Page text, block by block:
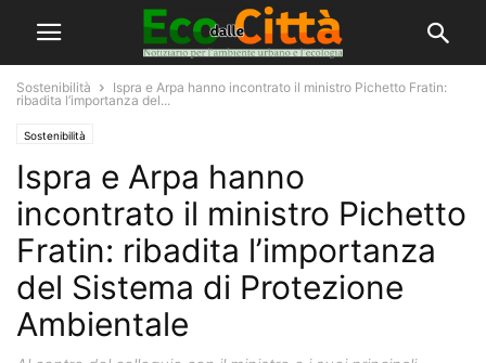
Sostenibilità
Ispra e Arpa hanno incontrato il ministro Pichetto Fratin:
ribadita l’importanza del...
Sostenibilità
Ispra e Arpa hanno
incontrato il ministro Pichetto
Fratin: ribadita l’importanza
del Sistema di Protezione
Ambientale